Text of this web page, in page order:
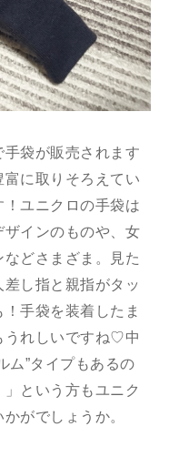
袋が販売されます
に取りそろえてい
ユニクロの手袋は
ザインのものや、女
どさまざま。見た
し指と親指がタッ
手袋を装着したま
うれしいですね♡中
ム”タイプもあるの
という方もユニク
がでしょうか。